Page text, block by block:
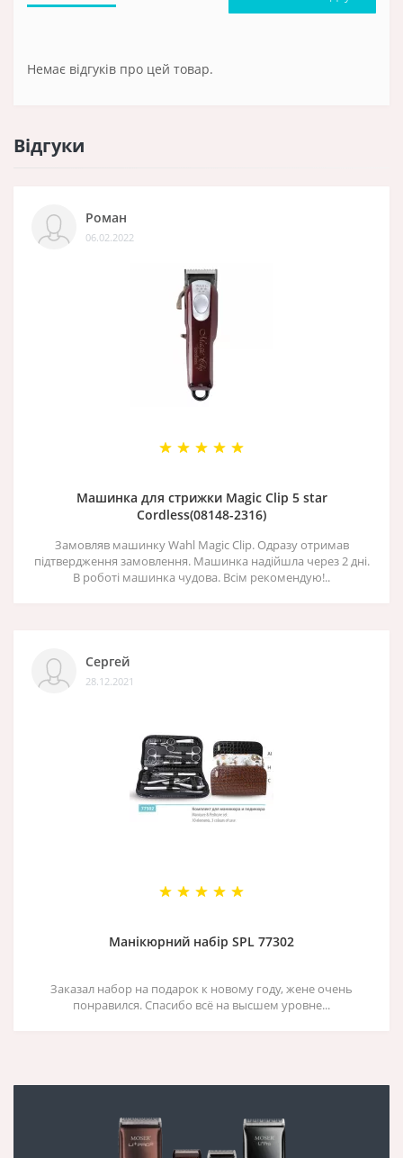
Немає відгуків про цей товар.
Відгуки
Роман
06.02.2022
Машинка для стрижки Magic Clip 5 star
Cordless(08148-2316)
Замовляв машинку Wahl Magic Clip. Одразу отримав
підтвердження замовлення. Машинка надійшла через 2 дні.
В роботі машинка чудова. Всім рекомендую!..
Сергей
28.12.2021
Манікюрний набір SPL 77302
Заказал набор на подарок к новому году, жене очень
понравился. Спасибо всё на высшем уровне...